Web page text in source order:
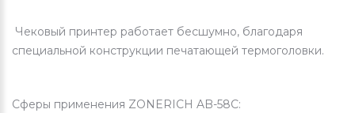
Чековый принтер работает бесшумно, благодаря
специальной конструкции печатающей термоголовки.
Сферы применения ZONERICH AB-58C: